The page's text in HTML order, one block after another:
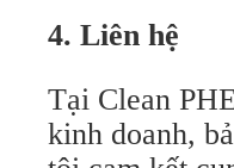
4. Liên hệ
Tại Clean
kinh doanh,